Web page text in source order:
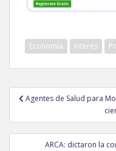
Economía Interés
Navegación
entradas
Agentes de Salud para
ARCA: dictaron la